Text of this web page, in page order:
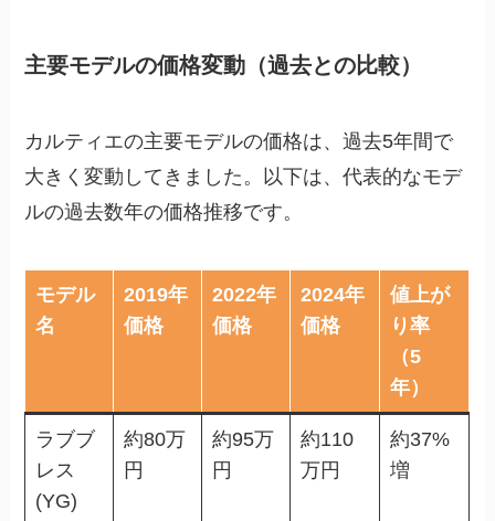
主要モデルの価格変動（過去との比較）
カルティエの主要モデルの価格は、過去5年間で
大きく変動してきました。以下は、代表的なモデ
ルの過去数年の価格推移です。
モデル
名
2019年
価格
2022年
価格
2024年
価格
値上が
り率
（5
年）
ラブブ
レス
(YG)
約80万
円
約95万
円
約110
万円
約37%
増